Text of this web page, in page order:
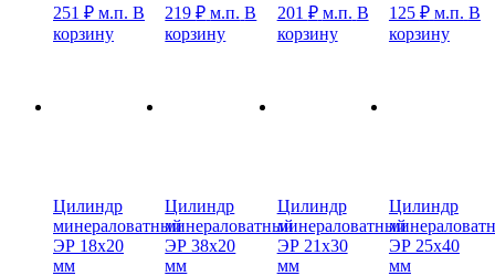
251 ₽ м.п. В
корзину
219₽ м.п. В
корзину
201 ₽ м.п. В
корзину
125 ₽ м.п. В
корзину
Цилиндр
минераловатный
ЭР 18х20
мм
Цилиндр
минераловатный
ЭР 38х20
мм
Цилиндр
минераловатный
ЭР 21х30
мм
Цилиндр
ЭР 25х40
мм